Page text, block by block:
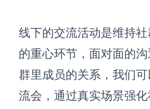
线下的交流活动是维持
的重心环节，面对面的
群里成员的关系，我们
流会，通过真实场景强